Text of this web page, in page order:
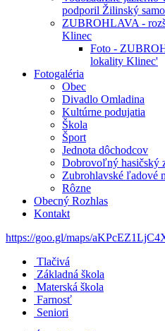
podporil Žilinský
ZUBROHLAVA -
Klinec
Foto -
lokality Klinec'
Fotogaléria
Obec
Divadlo Omladina
Kultúrne podujatia
Škola
Šport
Jednota dôchodcov
Dobrovoľný hasičský
Zubrohlavské ľadové
Rôzne
Obecný Rozhlas
Kontakt
https://goo.gl/maps/
Tlačivá
Základná škola
Materská škola
Farnosť
Seniori